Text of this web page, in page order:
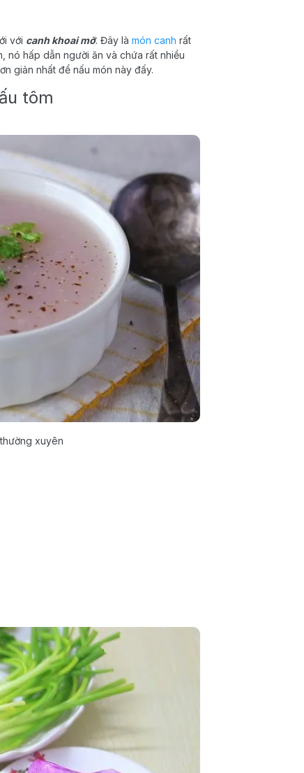
với canh khoai mỡ. Đây là món canh rất
nó hấp dẫn người ăn và chứa rất nhiều
giản nhất để nấu món này đấy.
tôm
xuyên